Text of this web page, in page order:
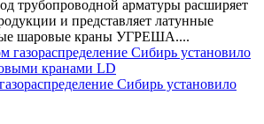
трубопроводной арматуры расширяет
и представляет латунные
шаровые краны УГРЕША....
Сибирь установило